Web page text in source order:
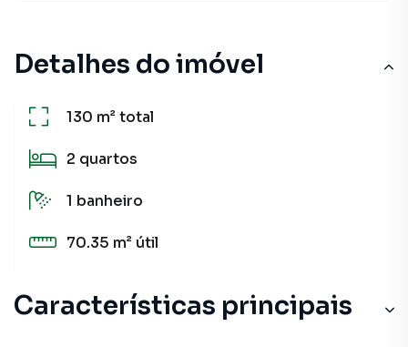
Detalhes do imóvel
130 m²total
2 quartos
1 banheiro
70.35 m² útil
Características principais